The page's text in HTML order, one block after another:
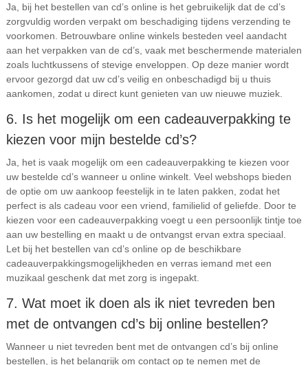
Ja, bij het bestellen van cd’s online is het gebruikelijk dat de cd’s
zorgvuldig worden verpakt om beschadiging tijdens verzending te
voorkomen. Betrouwbare online winkels besteden veel aandacht
aan het verpakken van de cd’s, vaak met beschermende materialen
zoals luchtkussens of stevige enveloppen. Op deze manier wordt
ervoor gezorgd dat uw cd’s veilig en onbeschadigd bij u thuis
aankomen, zodat u direct kunt genieten van uw nieuwe muziek.
6. Is het mogelijk om een cadeauverpakking te
kiezen voor mijn bestelde cd’s?
Ja, het is vaak mogelijk om een cadeauverpakking te kiezen voor
uw bestelde cd’s wanneer u online winkelt. Veel webshops bieden
de optie om uw aankoop feestelijk in te laten pakken, zodat het
perfect is als cadeau voor een vriend, familielid of geliefde. Door te
kiezen voor een cadeauverpakking voegt u een persoonlijk tintje toe
aan uw bestelling en maakt u de ontvangst ervan extra speciaal.
Let bij het bestellen van cd’s online op de beschikbare
cadeauverpakkingsmogelijkheden en verras iemand met een
muzikaal geschenk dat met zorg is ingepakt.
7. Wat moet ik doen als ik niet tevreden ben
met de ontvangen cd’s bij online bestellen?
Wanneer u niet tevreden bent met de ontvangen cd’s bij online
bestellen, is het belangrijk om contact op te nemen met de